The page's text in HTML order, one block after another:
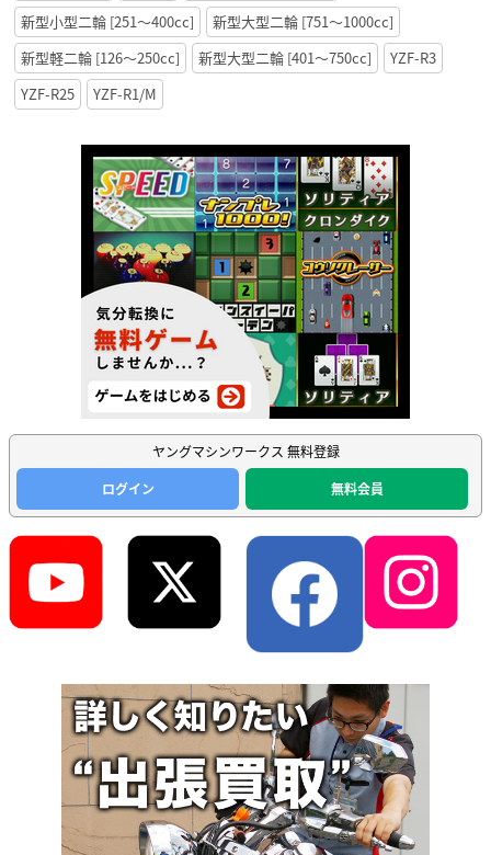
新型小型二輪 [251〜400cc]
新型大型二輪 [751〜1000cc]
新型軽二輪 [126〜250cc]
新型大型二輪 [401〜750cc]
YZF-R3
YZF-R25
YZF-R1/M
ヤングマシンワークス 無料登録
ログイン
無料会員